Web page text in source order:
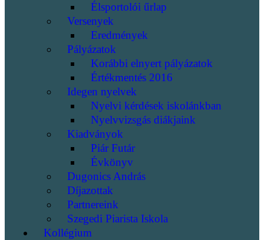
Élsportolói űrlap
Versenyek
Eredmények
Pályázatok
Korábbi elnyert pályázatok
Értékmentés 2016
Idegen nyelvek
Nyelvi kérdések iskolánkban
Nyelvvizsgás diákjaink
Kiadványok
Piár Futár
Évkönyv
Dugonics András
Díjazottak
Partnereink
Szegedi Piarista Iskola
Kollégium